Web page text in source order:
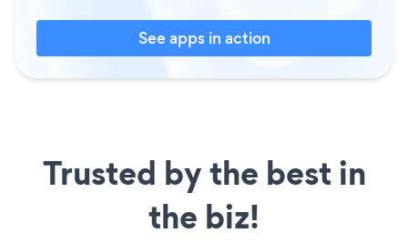
See apps in action
Trusted by the best in
the biz!